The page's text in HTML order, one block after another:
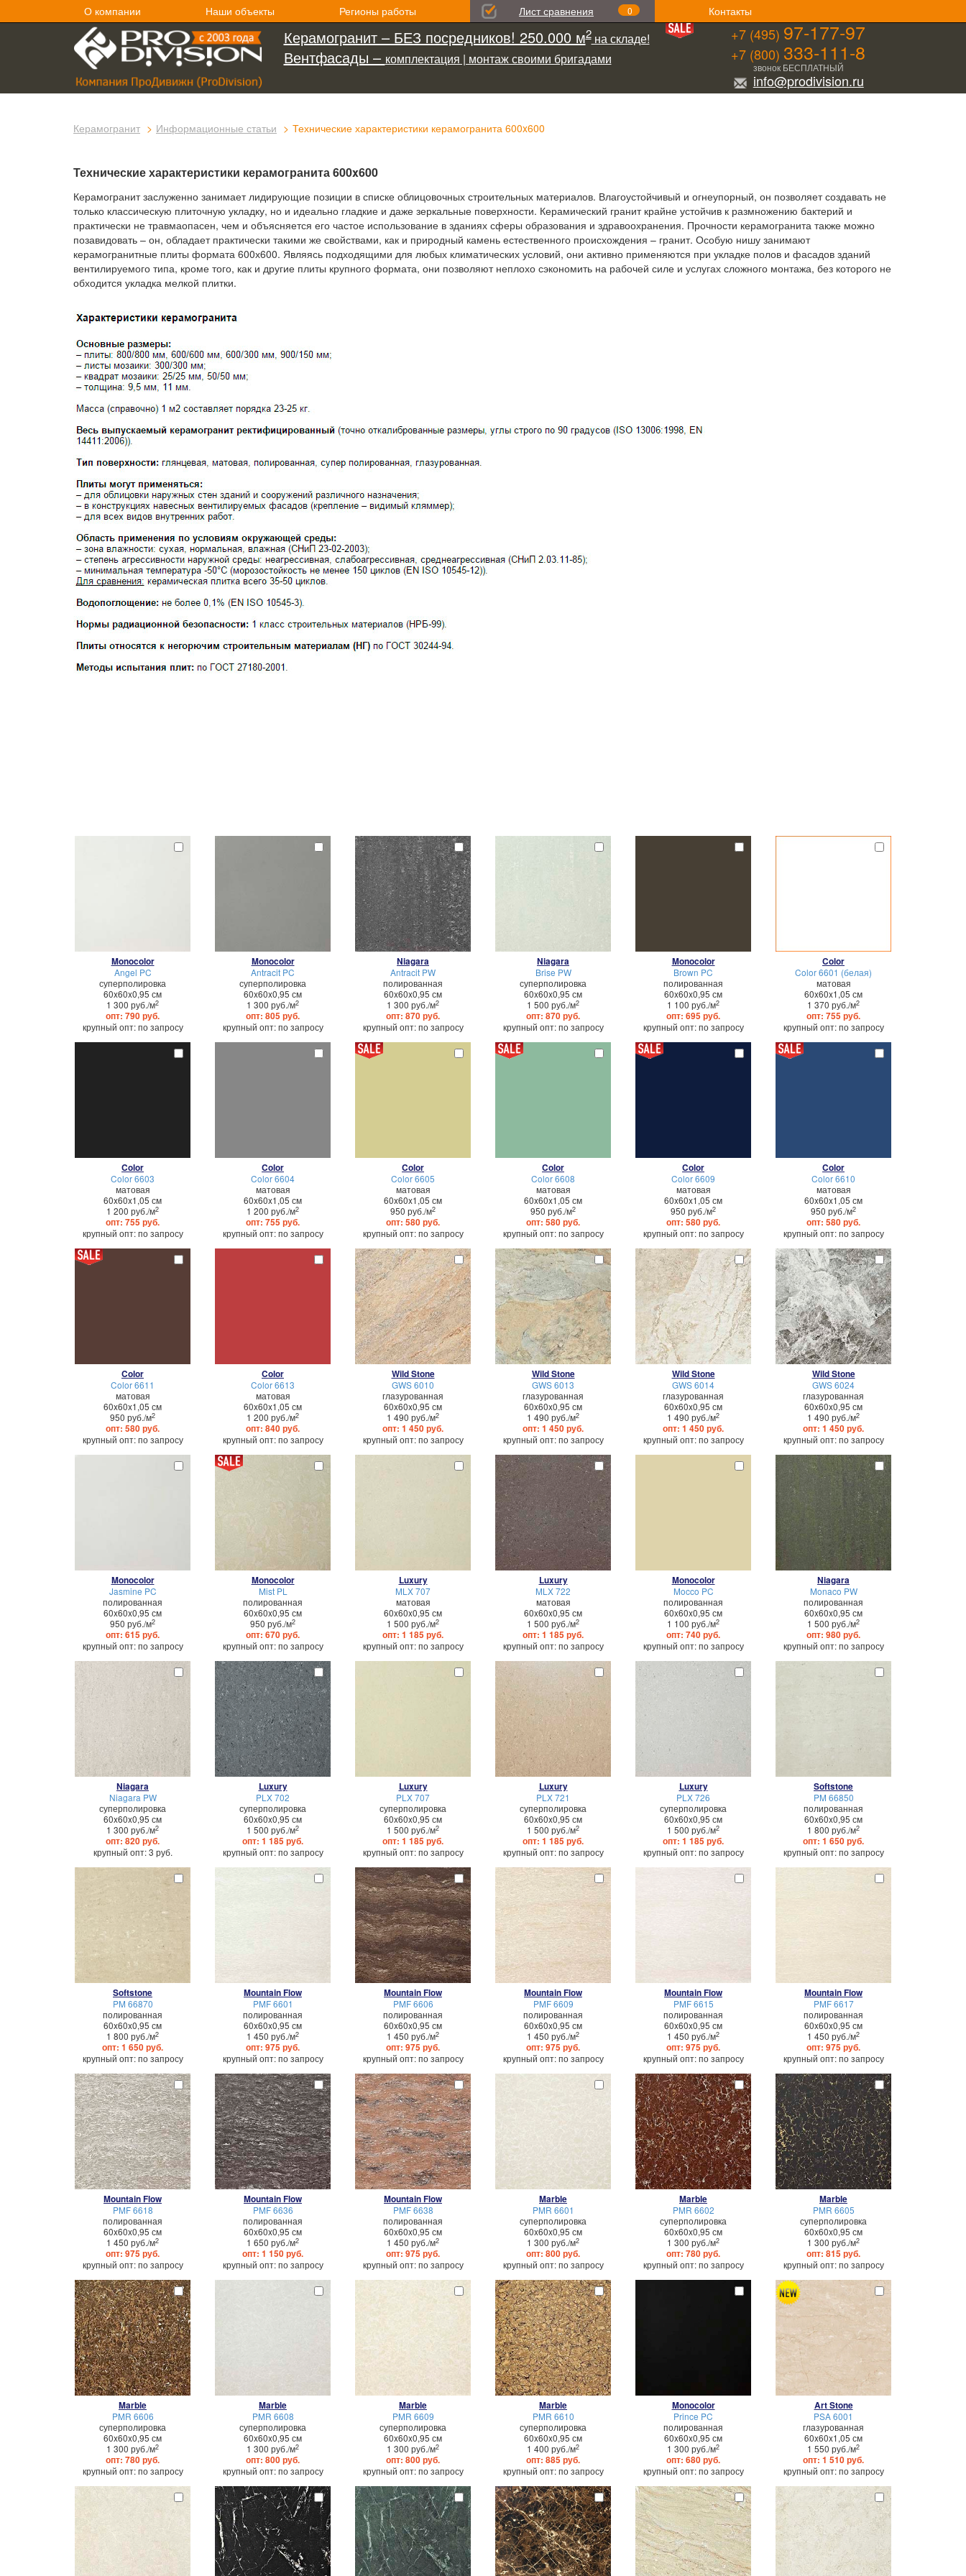
О компании Наши объекты Регионы работы Лист сравнения 0 Контакты
Керамогранит – БЕЗ посредников! 250.000 м2на складе!
Вентфасады – комплектация | монтаж своими бригадами
+7 (495) 97-177-97
+7 (800) 333-111-8
звонок БЕСПЛАТНЫЙ
info@prodivision.ru
Керамогранит Информационные статьи Технические характеристики керамогранита 600x600
Технические характеристики керамогранита 600x600
Керамогранит заслуженно занимает лидирующие позиции в списке облицовочных строительных материалов. Влагоустойчивый и огнеупорный, он позволяет создавать не
только классическую плиточную укладку, но и идеально гладкие и даже зеркальные поверхности. Керамический гранит крайне устойчив к размножению бактерий и
практически не травмаопасен, чем и объясняется его частое использование в зданиях сферы образования и здравоохранения. Прочности керамогранита также можно
позавидовать – он, обладает практически такими же свойствами, как и природный камень естественного происхождения – гранит. Особую нишу занимают
керамогранитные плиты формата 600х600. Являясь подходящими для любых климатических условий, они активно применяются при укладке полов и фасадов зданий
вентилируемого типа, кроме того, как и другие плиты крупного формата, они позволяют неплохо сэкономить на рабочей силе и услугах сложного монтажа, без которого не
обходится укладка мелкой плитки.
Monocolor
Angel PC
суперполировка
60x60x0,95 см
1 300 руб./м2
опт: 790 руб.
крупный опт: по запросу
Monocolor
Antracit PC
суперполировка
60x60x0,95 см
1 300 руб./м2
опт: 805 руб.
крупный опт: по запросу
Niagara
Antracit PW
полированная
60x60x0,95 см
1 300 руб./м2
опт: 870 руб.
крупный опт: по запросу
Niagara
Brise PW
суперполировка
60x60x0,95 см
1 500 руб./м2
опт: 870 руб.
крупный опт: по запросу
Monocolor
Brown PC
полированная
60x60x0,95 см
1 100 руб./м2
опт: 695 руб.
крупный опт: по запросу
Color
Color 6601 (белая)
матовая
60x60x1,05 см
1 370 руб./м2
опт: 755 руб.
крупный опт: по запросу
Color
Color 6603
матовая
60x60x1,05 см
1 200 руб./м2
опт: 755 руб.
крупный опт: по запросу
Color
Color 6604
матовая
60x60x1,05 см
1 200 руб./м2
опт: 755 руб.
крупный опт: по запросу
Color
Color 6605
матовая
60x60x1,05 см
950 руб./м2
опт: 580 руб.
крупный опт: по запросу
Color
Color 6608
матовая
60x60x1,05 см
950 руб./м2
опт: 580 руб.
крупный опт: по запросу
Color
Color 6609
матовая
60x60x1,05 см
950 руб./м2
опт: 580 руб.
крупный опт: по запросу
Color
Color 6610
матовая
60x60x1,05 см
950 руб./м2
опт: 580 руб.
крупный опт: по запросу
Color
Color 6611
матовая
60x60x1,05 см
950 руб./м2
опт: 580 руб.
крупный опт: по запросу
Color
Color 6613
матовая
60x60x1,05 см
1 200 руб./м2
опт: 840 руб.
крупный опт: по запросу
Wild Stone
GWS 6010
глазурованная
60x60x0,95 см
1 490 руб./м2
опт: 1 450 руб.
крупный опт: по запросу
Wild Stone
GWS 6013
глазурованная
60x60x0,95 см
1 490 руб./м2
опт: 1 450 руб.
крупный опт: по запросу
Wild Stone
GWS 6014
глазурованная
60x60x0,95 см
1 490 руб./м2
опт: 1 450 руб.
крупный опт: по запросу
Wild Stone
GWS 6024
глазурованная
60x60x0,95 см
1 490 руб./м2
опт: 1 450 руб.
крупный опт: по запросу
Monocolor
Jasmine PC
полированная
60x60x0,95 см
950 руб./м2
опт: 615 руб.
крупный опт: по запросу
Monocolor
Mist PL
полированная
60x60x0,95 см
950 руб./м2
опт: 670 руб.
крупный опт: по запросу
Luxury
MLX 707
матовая
60x60x0,95 см
1 500 руб./м2
опт: 1 185 руб.
крупный опт: по запросу
Luxury
MLX 722
матовая
60x60x0,95 см
1 500 руб./м2
опт: 1 185 руб.
крупный опт: по запросу
Monocolor
Mocco PC
полированная
60x60x0,95 см
1 100 руб./м2
опт: 740 руб.
крупный опт: по запросу
Niagara
Monaco PW
полированная
60x60x0,95 см
1 500 руб./м2
опт: 980 руб.
крупный опт: по запросу
Niagara
Niagara PW
суперполировка
60x60x0,95 см
1 300 руб./м2
опт: 820 руб.
крупный опт: 3 руб.
Luxury
PLX 702
суперполировка
60x60x0,95 см
1 500 руб./м2
опт: 1 185 руб.
крупный опт: по запросу
Luxury
PLX 707
суперполировка
60x60x0,95 см
1 500 руб./м2
опт: 1 185 руб.
крупный опт: по запросу
Luxury
PLX 721
суперполировка
60x60x0,95 см
1 500 руб./м2
опт: 1 185 руб.
крупный опт: по запросу
Luxury
PLX 726
суперполировка
60x60x0,95 см
1 500 руб./м2
опт: 1 185 руб.
крупный опт: по запросу
Softstone
PM 66850
полированная
60x60x0,95 см
1 800 руб./м2
опт: 1 650 руб.
крупный опт: по запросу
Softstone
PM 66870
полированная
60x60x0,95 см
1 800 руб./м2
опт: 1 650 руб.
крупный опт: по запросу
Mountain Flow
PMF 6601
полированная
60x60x0,95 см
1 450 руб./м2
опт: 975 руб.
крупный опт: по запросу
Mountain Flow
PMF 6606
полированная
60x60x0,95 см
1 450 руб./м2
опт: 975 руб.
крупный опт: по запросу
Mountain Flow
PMF 6609
полированная
60x60x0,95 см
1 450 руб./м2
опт: 975 руб.
крупный опт: по запросу
Mountain Flow
PMF 6615
полированная
60x60x0,95 см
1 450 руб./м2
опт: 975 руб.
крупный опт: по запросу
Mountain Flow
PMF 6617
полированная
60x60x0,95 см
1 450 руб./м2
опт: 975 руб.
крупный опт: по запросу
Mountain Flow
PMF 6618
полированная
60x60x0,95 см
1 450 руб./м2
опт: 975 руб.
крупный опт: по запросу
Mountain Flow
PMF 6636
полированная
60x60x0,95 см
1 650 руб./м2
опт: 1 150 руб.
крупный опт: по запросу
Mountain Flow
PMF 6638
полированная
60x60x0,95 см
1 450 руб./м2
опт: 975 руб.
крупный опт: по запросу
Marble
PMR 6601
суперполировка
60x60x0,95 см
1 300 руб./м2
опт: 800 руб.
крупный опт: по запросу
Marble
PMR 6602
суперполировка
60x60x0,95 см
1 300 руб./м2
опт: 780 руб.
крупный опт: по запросу
Marble
PMR 6605
суперполировка
60x60x0,95 см
1 300 руб./м2
опт: 815 руб.
крупный опт: по запросу
Marble
PMR 6606
суперполировка
60x60x0,95 см
1 300 руб./м2
опт: 780 руб.
крупный опт: по запросу
Marble
PMR 6608
суперполировка
60x60x0,95 см
1 300 руб./м2
опт: 800 руб.
крупный опт: по запросу
Marble
PMR 6609
суперполировка
60x60x0,95 см
1 300 руб./м2
опт: 800 руб.
крупный опт: по запросу
Marble
PMR 6610
суперполировка
60x60x0,95 см
1 400 руб./м2
опт: 885 руб.
крупный опт: по запросу
Monocolor
Prince PC
полированная
60x60x0,95 см
1 300 руб./м2
опт: 680 руб.
крупный опт: по запросу
Art Stone
PSA 6001
глазурованная
60x60x1,05 см
1 550 руб./м2
опт: 1 510 руб.
крупный опт: по запросу